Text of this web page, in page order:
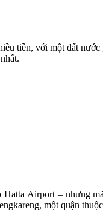
tiền, với một đất
Airport – nhưng
một quận